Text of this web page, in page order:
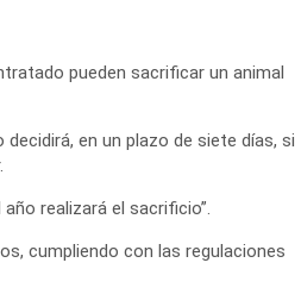
pueden sacrificar un animal
en un plazo de siete días, si
realizará el sacrificio”.
cumpliendo con las regulaciones